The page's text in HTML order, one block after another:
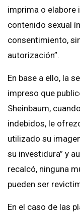
imprima o elabore
contenido sexual
consentimiento,
autorización”.
En base a ello, la
impreso que
Sheinbaum,
indebidos, le
utilizado su
su investidura” y
recalcó, ninguna
pueden ser
En el caso de las